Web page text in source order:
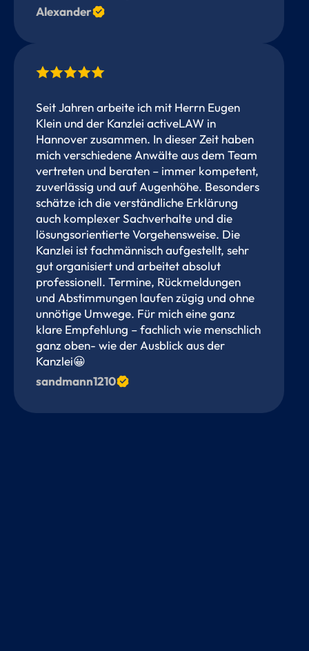
Alexander
Seit Jahren arbeite ich mit Herrn Eugen
Klein und der Kanzlei activeLAW in
Hannover zusammen. In dieser Zeit haben
mich verschiedene Anwälte aus dem Team
vertreten und beraten – immer kompetent,
zuverlässig und auf Augenhöhe. Besonders
schätze ich die verständliche Erklärung
auch komplexer Sachverhalte und die
lösungsorientierte Vorgehensweise. Die
Kanzlei ist fachmännisch aufgestellt, sehr
gut organisiert und arbeitet absolut
professionell. Termine, Rückmeldungen
und Abstimmungen laufen zügig und ohne
unnötige Umwege. Für mich eine ganz
klare Empfehlung – fachlich wie menschlich
ganz oben- wie der Ausblick aus der
Kanzlei😀
sandmann1210